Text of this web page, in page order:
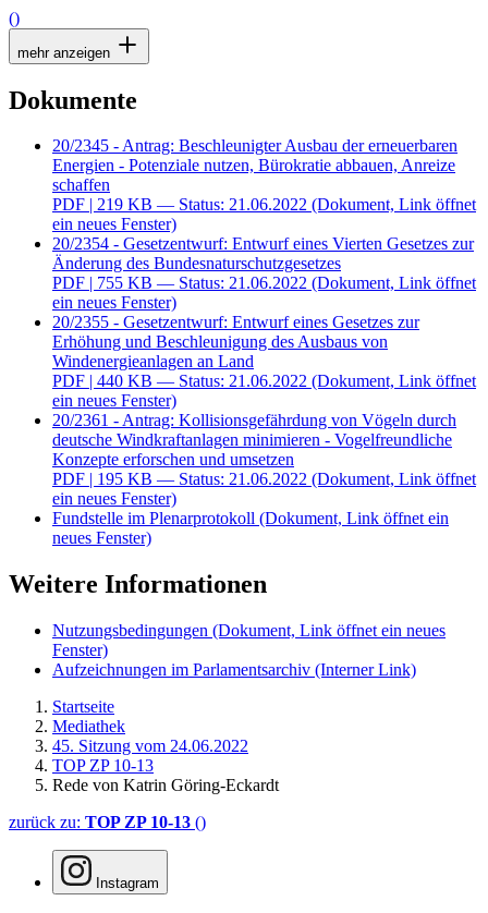
()
mehr anzeigen
Dokumente
20/2345 - Antrag: Beschleunigter Ausbau der erneuerbaren
Energien - Potenziale nutzen, Bürokratie abbauen, Anreize
schaffen
PDF | 219 KB — Status: 21.06.2022 (Dokument, Link öffnet
ein neues Fenster)
20/2354 - Gesetzentwurf: Entwurf eines Vierten Gesetzes zur
Änderung des Bundesnaturschutzgesetzes
PDF | 755 KB — Status: 21.06.2022 (Dokument, Link öffnet
ein neues Fenster)
20/2355 - Gesetzentwurf: Entwurf eines Gesetzes zur
Erhöhung und Beschleunigung des Ausbaus von
Windenergieanlagen an Land
PDF | 440 KB — Status: 21.06.2022 (Dokument, Link öffnet
ein neues Fenster)
20/2361 - Antrag: Kollisionsgefährdung von Vögeln durch
deutsche Windkraftanlagen minimieren - Vogelfreundliche
Konzepte erforschen und umsetzen
PDF | 195 KB — Status: 21.06.2022 (Dokument, Link öffnet
ein neues Fenster)
Fundstelle im Plenarprotokoll (Dokument, Link öffnet ein
neues Fenster)
Weitere Informationen
Nutzungsbedingungen (Dokument, Link öffnet ein neues
Fenster)
Aufzeichnungen im Parlamentsarchiv (Interner Link)
Startseite
Mediathek
45. Sitzung vom 24.06.2022
TOP ZP 10-13
Rede von Katrin Göring-Eckardt
zurück zu: TOP ZP 10-13 ()
Instagram